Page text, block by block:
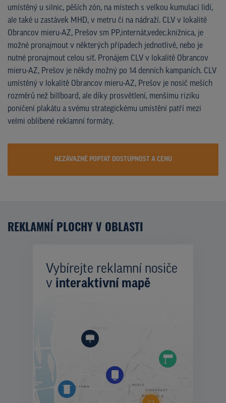
umístěný u silnic, pěších zón, na místech s velkou kumulací lidí,
ale také u zastávek MHD, v metru či na nádraží. CLV v lokalitě
Obrancov mieru-AZ, Prešov sm PP,internát,vedec.knižnica, je
možné pronajmout v některých případech jednotlivě, nebo je
nutné pronajmout celou síť. Pronájem CLV v lokalitě Obrancov
mieru-AZ, Prešov je někdy možný po 14 denních kampaních. CLV
umístěný v lokalitě Obrancov mieru-AZ, Prešov je nosič meších
rozměrů než billboard, ale díky prosvětlení, menšímu riziku
poničení plakátu a svému strategickému umístění patří mezi
velmi oblíbené reklamní formáty.
NEZÁVAZNĚ POPTAT DOSTUPNOST A CENU
REKLAMNÍ PLOCHY V OBLASTI
Vybírejte reklamní nosiče
v interaktivní mapě